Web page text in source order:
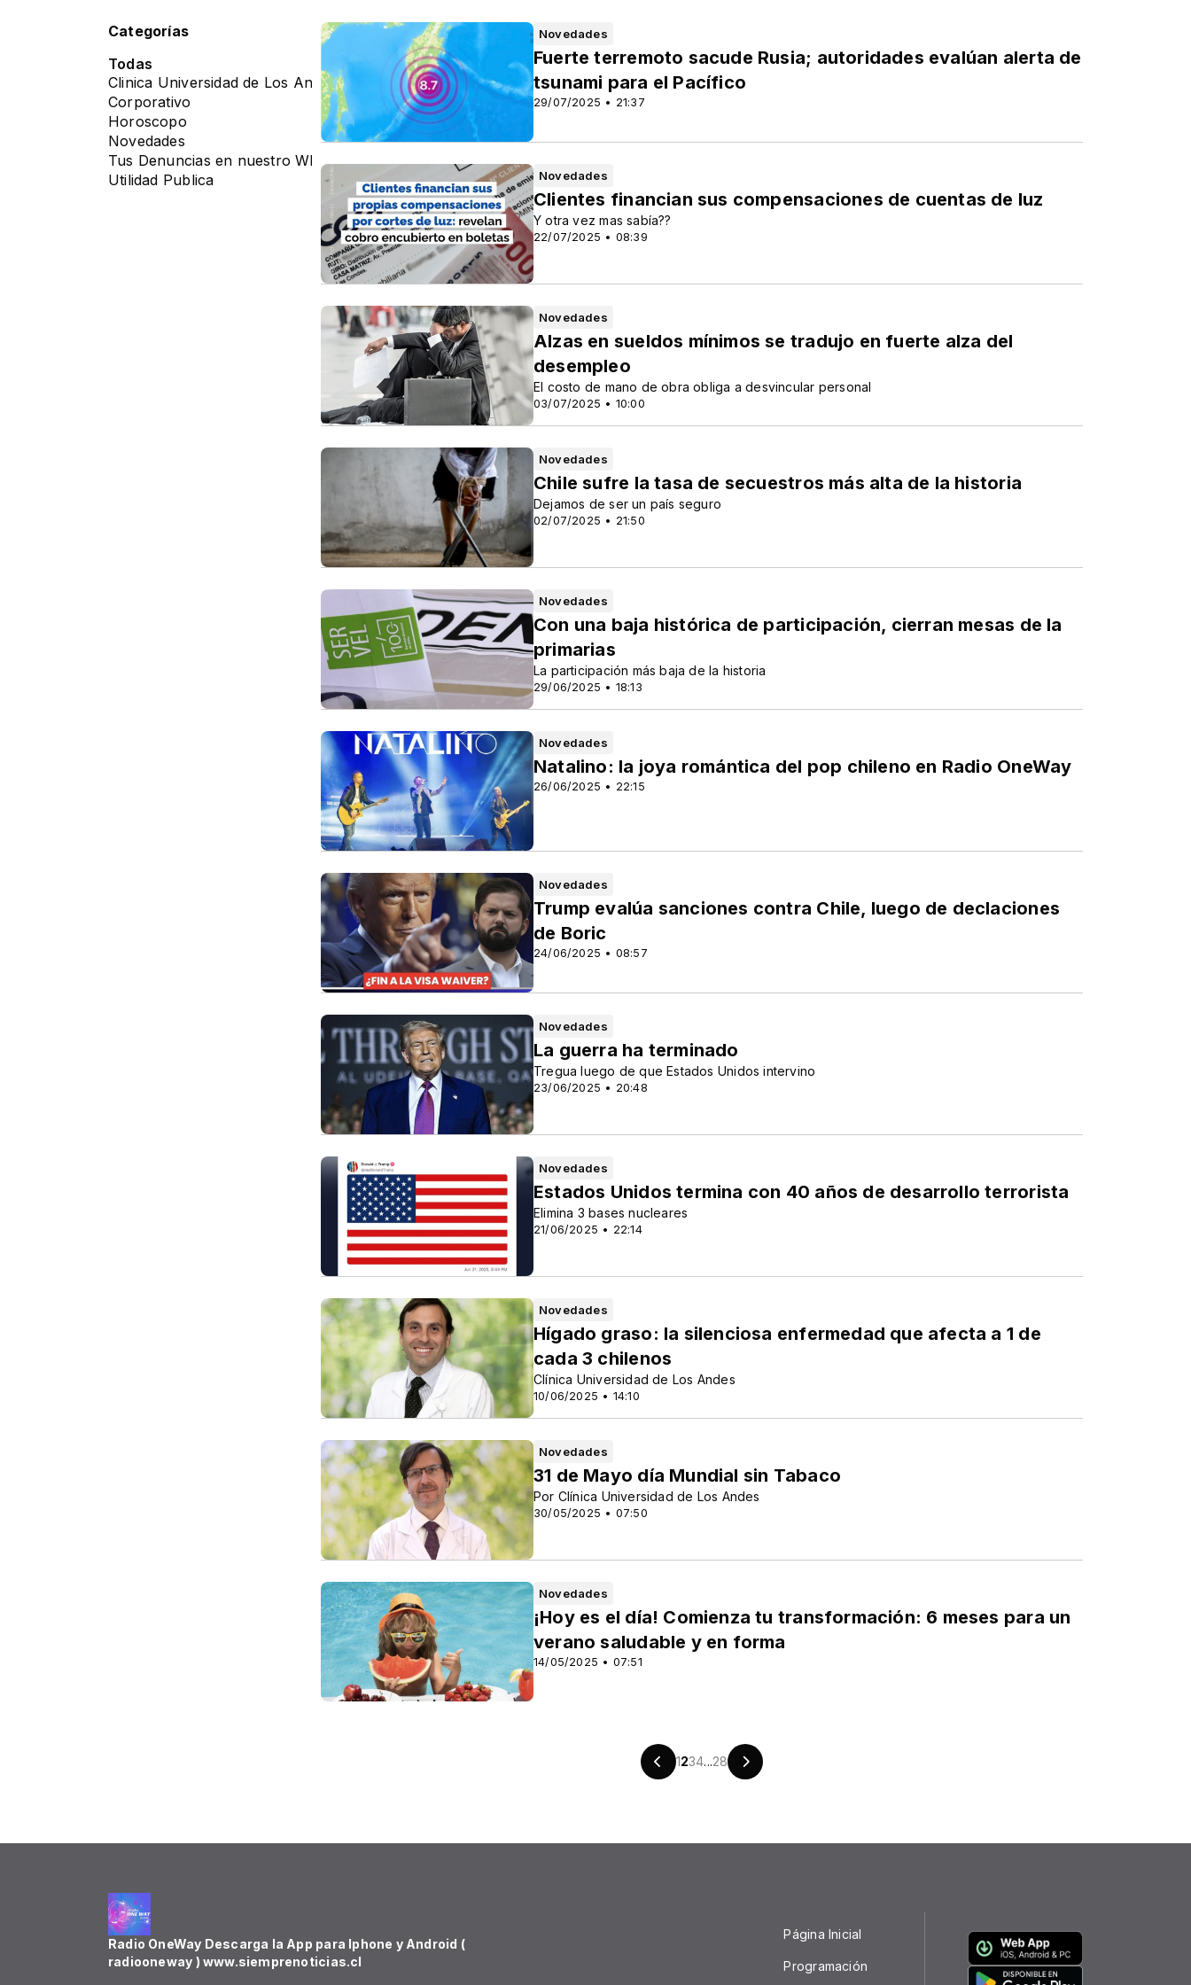
Categorías
Todas
Clinica Universidad de Los Andes
Corporativo
Horoscopo
Novedades
Tus Denuncias en nuestro Whatsapp
Utilidad Publica
Novedades
29/07/2025 • 21:37
Fuerte terremoto sacude Rusia; autoridades evalúan alerta de
tsunami para el Pacífico
Novedades
22/07/2025 • 08:39
Clientes financian sus compensaciones de cuentas de luz
Y otra vez mas sabía??
Novedades
03/07/2025 • 10:00
Alzas en sueldos mínimos se tradujo en fuerte alza del
desempleo
El costo de mano de obra obliga a desvincular personal
Novedades
02/07/2025 • 21:50
Chile sufre la tasa de secuestros más alta de la historia
Dejamos de ser un país seguro
Novedades
29/06/2025 • 18:13
Con una baja histórica de participación, cierran mesas de la
primarias
La participación más baja de la historia
Novedades
26/06/2025 • 22:15
Natalino: la joya romántica del pop chileno en Radio OneWay
Novedades
24/06/2025 • 08:57
Trump evalúa sanciones contra Chile, luego de declaciones
de Boric
Novedades
23/06/2025 • 20:48
La guerra ha terminado
Tregua luego de que Estados Unidos intervino
Novedades
21/06/2025 • 22:14
Estados Unidos termina con 40 años de desarrollo terrorista
Elimina 3 bases nucleares
Novedades
10/06/2025 • 14:10
Hígado graso: la silenciosa enfermedad que afecta a 1 de
cada 3 chilenos
Clínica Universidad de Los Andes
Novedades
30/05/2025 • 07:50
31 de Mayo día Mundial sin Tabaco
Por Clínica Universidad de Los Andes
Novedades
14/05/2025 • 07:51
¡Hoy es el día! Comienza tu transformación: 6 meses para un
verano saludable y en forma
1234...28
Radio OneWay Descarga la App para Iphone y Android (
radiooneway ) www.siemprenoticias.cl
Página Inicial
Programación